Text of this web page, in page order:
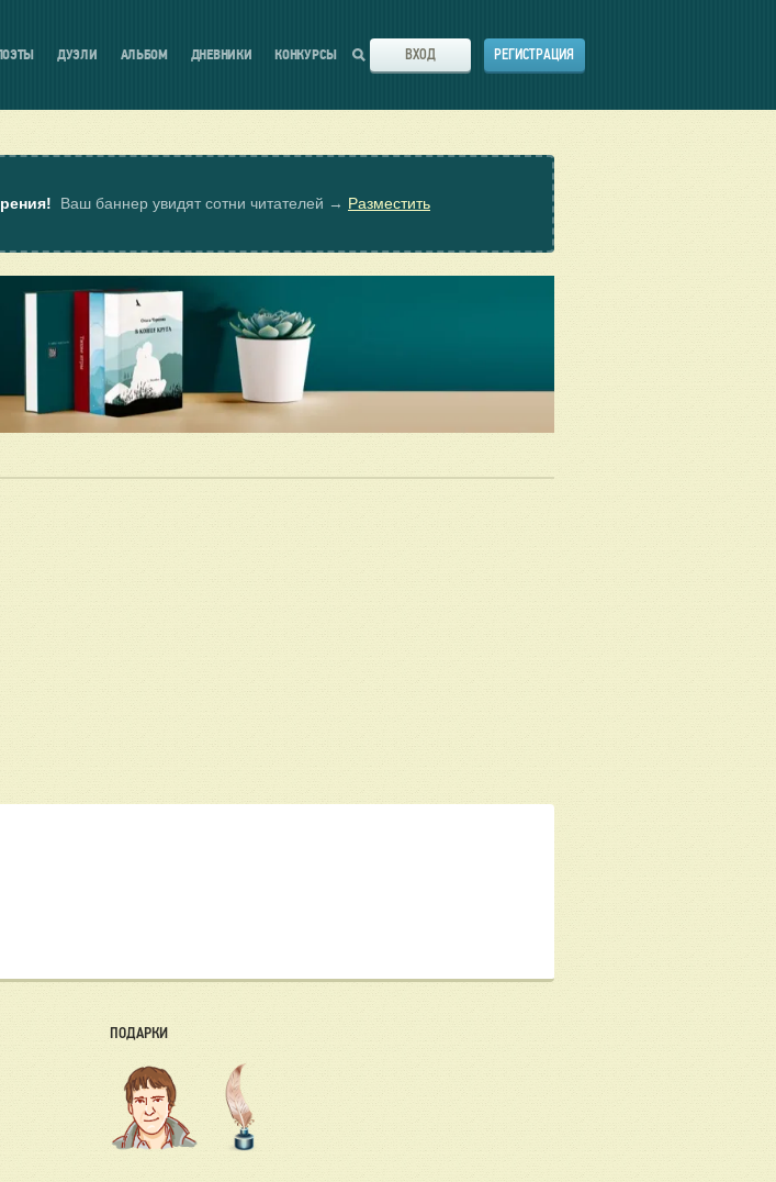
ДУЭЛИ АЛЬБОМ ДНЕВНИКИ КОНКУРСЫ ВХОД РЕГИСТРАЦИЯ
Ваш баннер увидят сотни читателей → Разместить
ПОДАРКИ